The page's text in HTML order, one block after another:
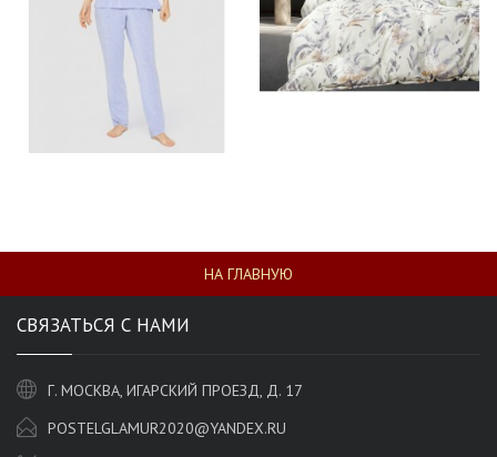
НА ГЛАВНУЮ
СВЯЗАТЬСЯ С НАМИ
Г. МОСКВА, ИГАРСКИЙ ПРОЕЗД, Д. 17
POSTELGLAMUR2020@YANDEX.RU